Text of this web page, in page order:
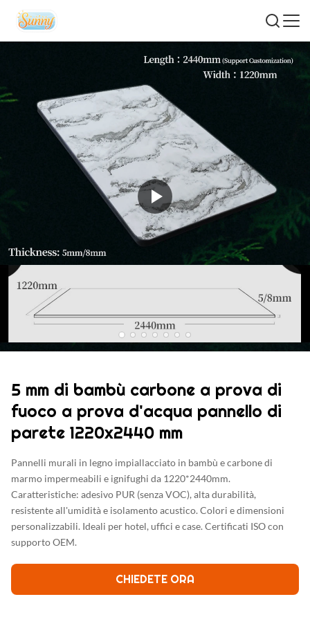
5 mm di bambù carbone a prova di
fuoco a prova d'acqua pannello di
parete 1220x2440 mm
Pannelli murali in legno impiallacciato in bambù e carbone di
marmo impermeabili e ignifughi da 1220*2440mm.
Caratteristiche: adesivo PUR (senza VOC), alta durabilità,
resistente all'umidità e isolamento acustico. Colori e dimensioni
personalizzabili. Ideali per hotel, uffici e case. Certificati ISO con
supporto OEM.
CHIEDETE ORA